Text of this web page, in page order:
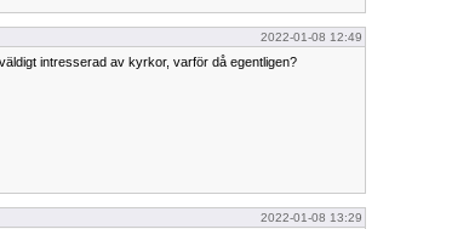
2022-01-08 12:49
intresserad av kyrkor, varför då egentligen?
2022-01-08 13:29